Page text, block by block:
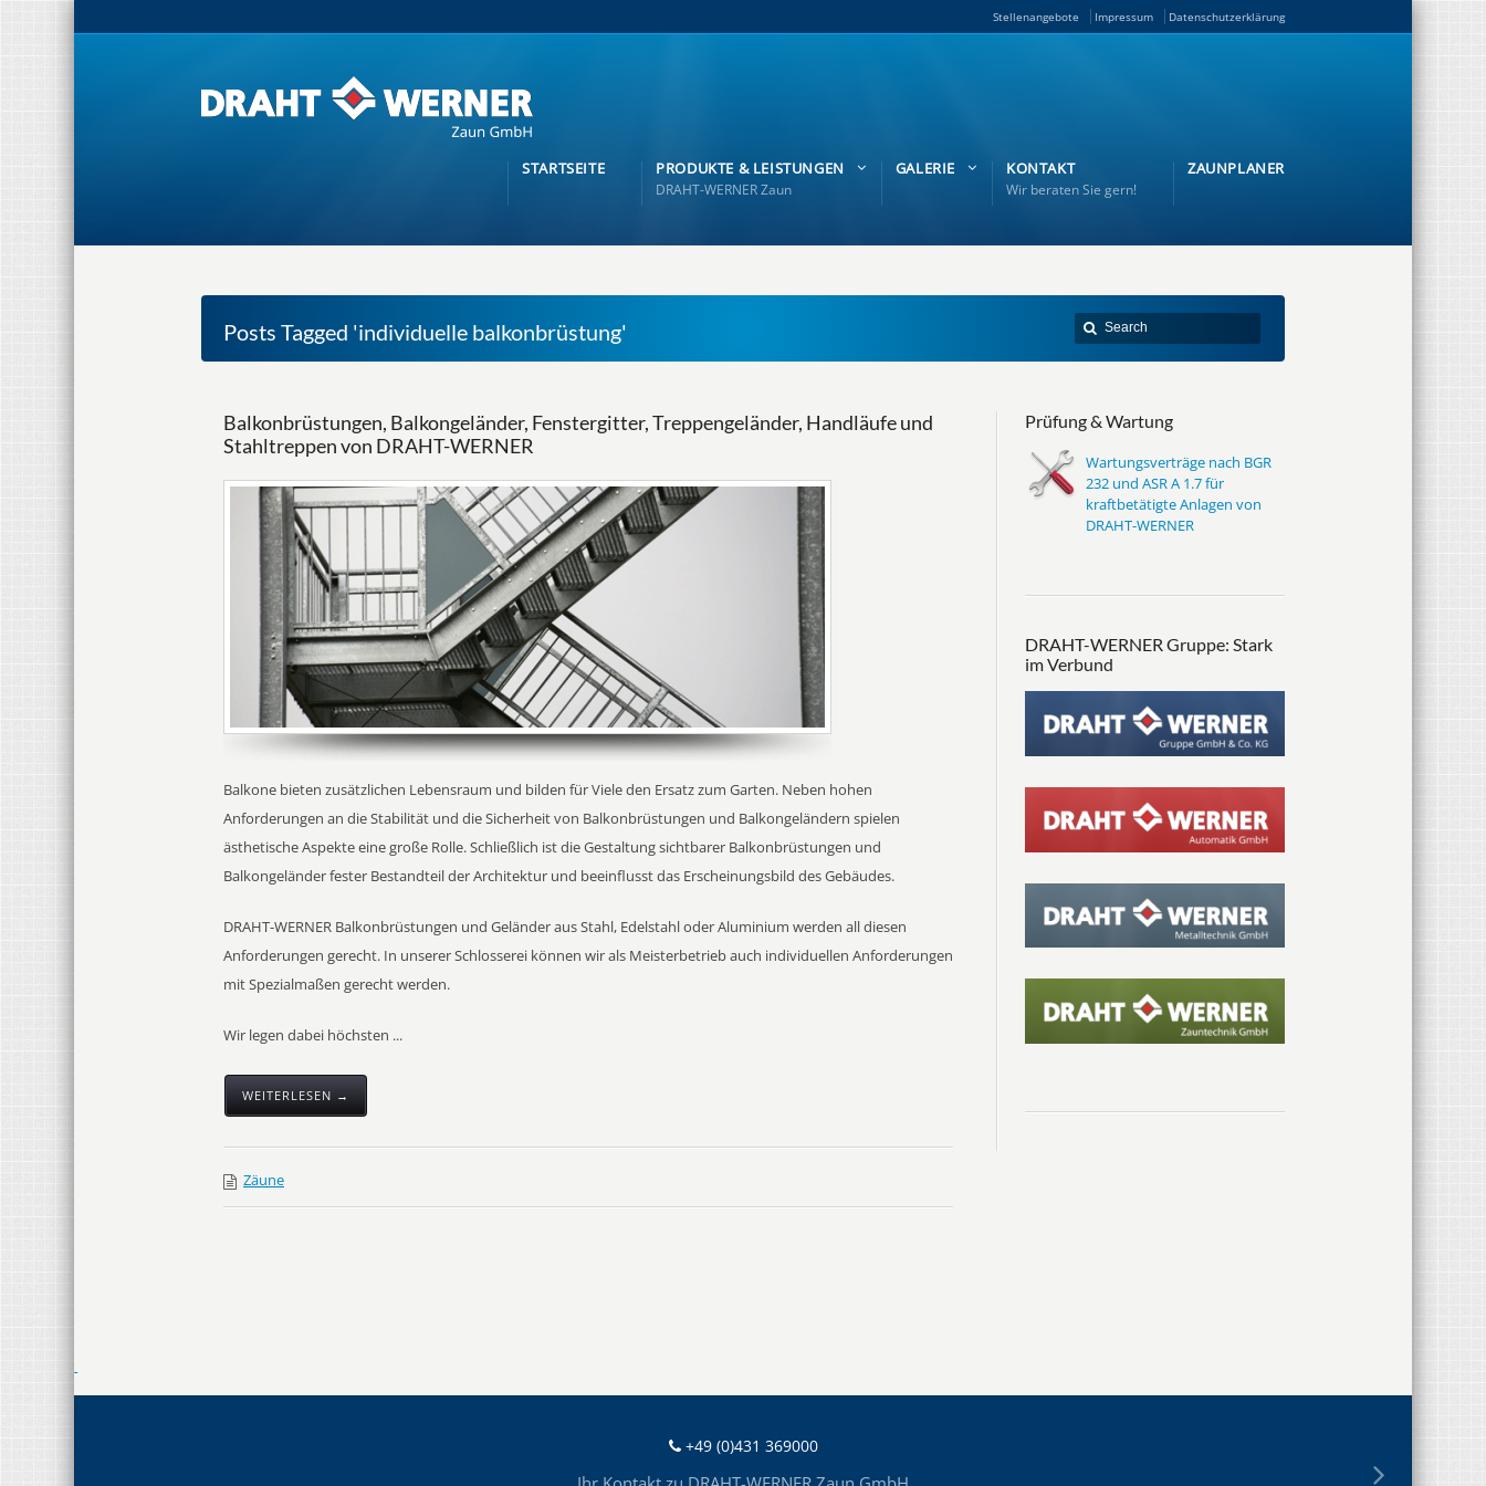
Stellenangebote Impressum Datenschutzerklärung
STARTSEITE PRODUKTE & LEISTUNGEN
DRAHT-WERNER Zaun
GALERIE KONTAKT
Wir beraten Sie gern!
ZAUNPLANER
Posts Tagged 'individuelle balkonbrüstung'
Balkonbrüstungen, Balkongeländer, Fenstergitter, Treppengeländer, Handläufe und
Stahltreppen von DRAHT-WERNER
Balkone bieten zusätzlichen Lebensraum und bilden für Viele den Ersatz zum Garten. Neben hohen
Anforderungen an die Stabilität und die Sicherheit von Balkonbrüstungen und Balkongeländern spielen
ästhetische Aspekte eine große Rolle. Schließlich ist die Gestaltung sichtbarer Balkonbrüstungen und
Balkongeländer fester Bestandteil der Architektur und beeinflusst das Erscheinungsbild des Gebäudes.
DRAHT-WERNER Balkonbrüstungen und Geländer aus Stahl, Edelstahl oder Aluminium werden all diesen
Anforderungen gerecht. In unserer Schlosserei können wir als Meisterbetrieb auch individuellen Anforderungen
mit Spezialmaßen gerecht werden.
Wir legen dabei höchsten ...
WEITERLESEN →
Zäune
Prüfung & Wartung
Wartungsverträge nach BGR
232 und ASR A 1.7 für
kraftbetätigte Anlagen von
DRAHT-WERNER
DRAHT-WERNER Gruppe: Stark
im Verbund
+49 (0)431 369000